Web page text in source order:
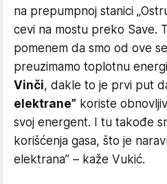
na prepumpnoj stanici
cevi na mostu preko Save.
pomenem da smo od ove
preuzimamo toplotnu
Vinči, dakle to je prvi put
elektrane” koriste
svoj energent. I tu takođe
korišćenja gasa, što je
elektrana” – kaže Vukić.